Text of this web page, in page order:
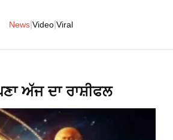
News Video Viral
ਅੱਜ ਦਾ ਰਾਸ਼ੀਫਲ